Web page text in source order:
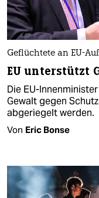
Geflüchtete an EU-
EU unterstützt
Die EU-
Gewalt gegen
abgeriegelt werden.
Von Eric Bonse